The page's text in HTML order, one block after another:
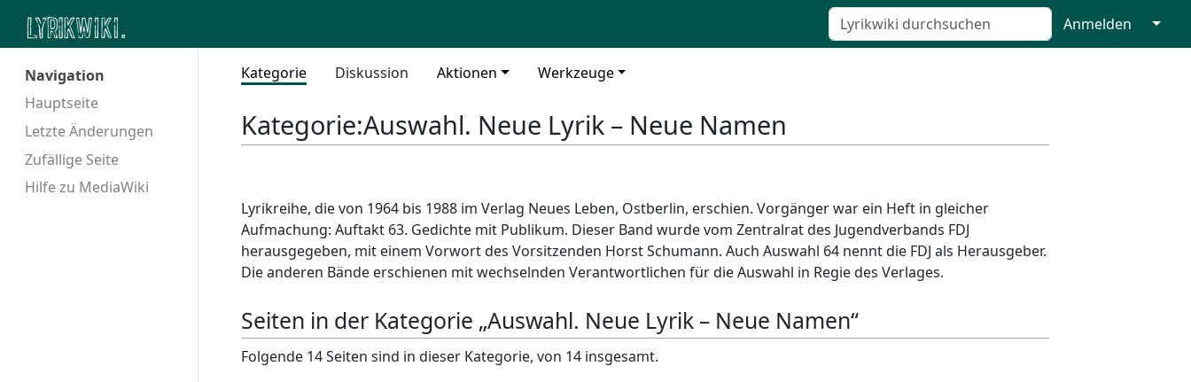
Anmelden ↓
Navigation
Hauptseite
Letzte Änderungen
Zufällige Seite
Hilfe zu MediaWiki
Kategorie Diskussion Aktionen Werkzeuge
Kategorie:Auswahl. Neue Lyrik – Neue Namen
Lyrikreihe, die von 1964 bis 1988 im Verlag Neues Leben, Ostberlin, erschien. Vorgänger war ein Heft in gleicher
Aufmachung: Auftakt 63. Gedichte mit Publikum. Dieser Band wurde vom Zentralrat des Jugendverbands FDJ
herausgegeben, mit einem Vorwort des Vorsitzenden Horst Schumann. Auch Auswahl 64 nennt die FDJ als Herausgeber.
Die anderen Bände erschienen mit wechselnden Verantwortlichen für die Auswahl in Regie des Verlages.
Seiten in der Kategorie „Auswahl. Neue Lyrik – Neue Namen“
Folgende 14 Seiten sind in dieser Kategorie, von 14 insgesamt.